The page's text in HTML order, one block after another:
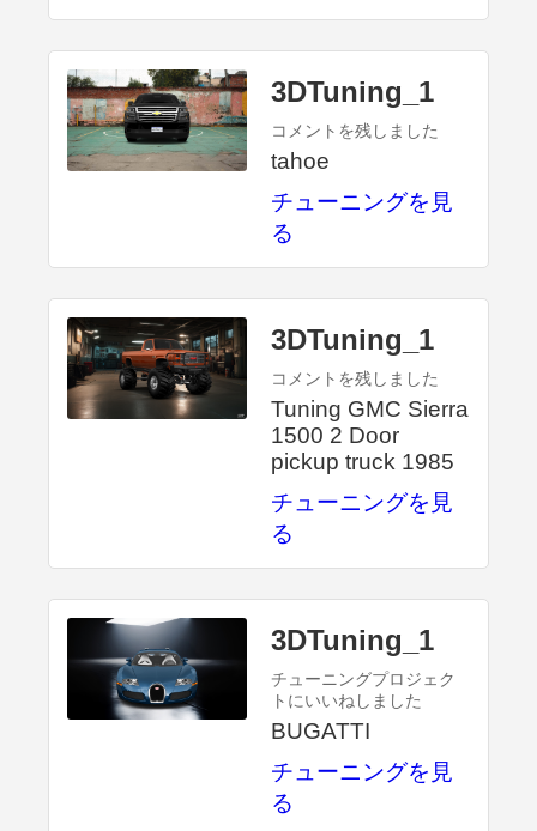
3DTuning_1
コメントを残しました
tahoe
チューニングを見
る
3DTuning_1
コメントを残しました
Tuning GMC Sierra
1500 2 Door
pickup truck 1985
チューニングを見
る
3DTuning_1
チューニングプロジェク
トにいいねしました
BUGATTI
チューニングを見
る